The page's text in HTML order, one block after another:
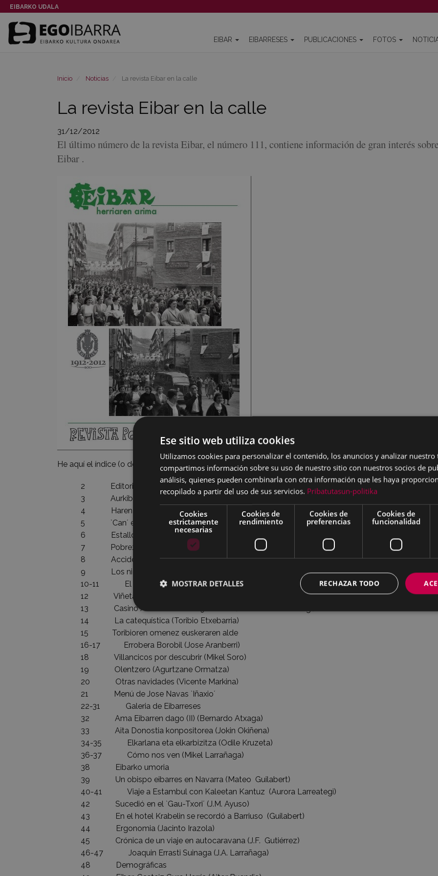
EIBARKO UDALA
EIBAR EIBARRESES PUBLICACIONES FOTOS
Inicio Noticias La revista Eibar en la calle
La revista Eibar en la calle
31/12/2012
El último número de la revista Eibar, el número 111, contiene información de gran interés
Eibar .
He aquí el índice (o descárgate la revista en formato PDF
2 Editoriala
3 Aurkibidea
4 Harena, Neurea, Zurea (Irakurlearen txokoa)
5 `Can´ es lo que no es `corner´ (Amatiño)
6 Estalló su relámpago oculto (Pepe Txikiena)
7 Pobreziaren amildegira jausteko zorixan (S. Hernandez)
8 Accidente de aviación en Eibar (Jesus Gutiérrez)
9 Los nietos pobres (Fernando Sánchez)
10-11 El origen de los vascos (Castor Garate)
12 Viñeta (Pedro Agirregomezkorta)
13 Casino Artista Eibarrés 1912-2012 (Eusebio Gorritxategi)
14 La catequística (Toribio Etxebarria)
15 Toribioren omenez euskeraren alde
16-17 Errobera Borobil (Jose Aranberri)
18 Villancicos por descubrir (Mikel Soro)
19 Olentzero (Agurtzane Ormatza)
20 Otras navidades (Vicente Markina)
21 Menú de Jose Navas `Iñaxio´
22-31 Galeria de Eibarreses
32 Ama Eibarren dago (II) (Bernardo Atxaga)
33 Aita Donostia konpositorea (Jokin Okiñena)
34-35 Elkarlana eta elkarbizitza (Odile Kruzeta)
36-37 Cómo nos ven (Mikel Larrañaga)
38 Eibarko umoria
39 Un obispo eibarres en Navarra (Mateo Guilabert)
40-41 Viaje a Estambul con Kaleetan Kantuz (Aurora Larreategi)
42 Sucedió en el `Gau-Txori´ (J.M. Ayuso)
43 En el hotel Krabelin se recordó a Barriuso (Guilabert)
44 Ergonomia (Jacinto Irazola)
45 Crónica de un viaje en autocaravana (J.F. Gutiérrez)
46-47 Joaquin Errasti Suinaga (J.A. Larrañaga)
48 Demográficas
Ese sitio web utiliza cookies
Utilizamos cookies para personalizar el contenido, los anuncios y analizar
compartimos información sobre su uso de nuestro sitio con nuestros socios de
análisis, quienes pueden combinarla con otra información que les haya
recopilado a partir del uso de sus servicios. Pribatutasun-politika
Cookies
estrictamente
necesarias
Cookies de
rendimiento
Cookies de
preferencias
Cookies de
funcionalidad
RECHAZAR TODO
MOSTRAR DETALLES